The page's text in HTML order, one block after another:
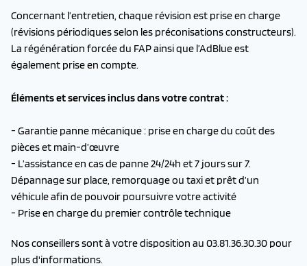
Concernant l’entretien, chaque révision est prise en charge
(révisions périodiques selon les préconisations constructeurs).
La régénération forcée du FAP ainsi que l’AdBlue est
également prise en compte.
Éléments et services inclus dans votre contrat :
- Garantie panne mécanique : prise en charge du coût des
pièces et main-d’œuvre
- L’assistance en cas de panne 24/24h et 7 jours sur 7.
Dépannage sur place, remorquage ou taxi et prêt d’un
véhicule afin de pouvoir poursuivre votre activité
- Prise en charge du premier contrôle technique
Nos conseillers sont à votre disposition au 03.81.36.30.30 pour
plus d'informations.